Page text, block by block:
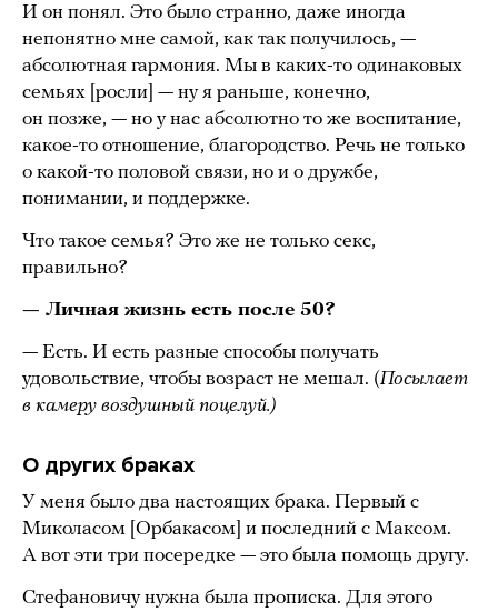
И он понял. Это было странно, даже иногда
непонятно мне самой, как так получилось, —
абсолютная гармония. Мы в каких-то одинаковых
семьях [росли] — ну я раньше, конечно,
он позже, — но у нас абсолютно то же воспитание,
какое-то отношение, благородство. Речь не только
о какой-то половой связи, но и о дружбе,
понимании, и поддержке.
Что такое семья? Это же не только секс,
правильно?
— Личная жизнь есть после 50?
— Есть. И есть разные способы получать
удовольствие, чтобы возраст не мешал. (Посылает
в камеру воздушный поцелуй.)
О других браках
У меня было два настоящих брака. Первый с
Миколасом [Орбакасом] и последний с Максом.
А вот эти три посередке — это была помощь другу.
Стефановичу нужна была прописка. Для этого